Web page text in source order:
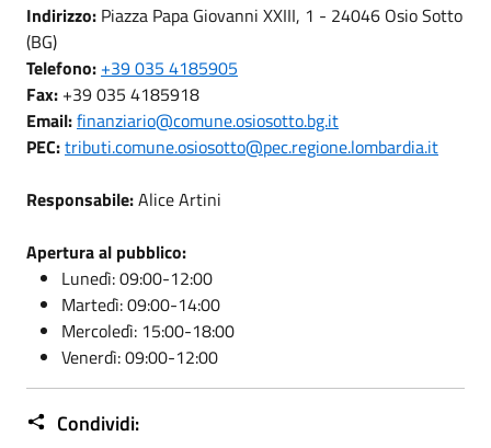
Indirizzo: Piazza Papa Giovanni XXIII, 1 - 24046 Osio Sotto
(BG)
Telefono: +39 035 4185905
Fax: +39 035 4185918
Email:finanziario@comune.osiosotto.bg.it
PEC:tributi.comune.osiosotto@pec.regione.lombardia.it
Responsabile:Alice Artini
Apertura al pubblico:
Lunedì: 09:00-12:00
Martedì: 09:00-14:00
Mercoledì: 15:00-18:00
Venerdì: 09:00-12:00
Condividi: